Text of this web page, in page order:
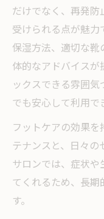
だけでなく、再発
受けられる点が魅力
保湿方法、適切な
体的なアドバイスが
ックスできる雰囲
でも安心して利用で
フットケアの効果
テナンスと、日々
サロンでは、症状
てくれるため、長期
す。